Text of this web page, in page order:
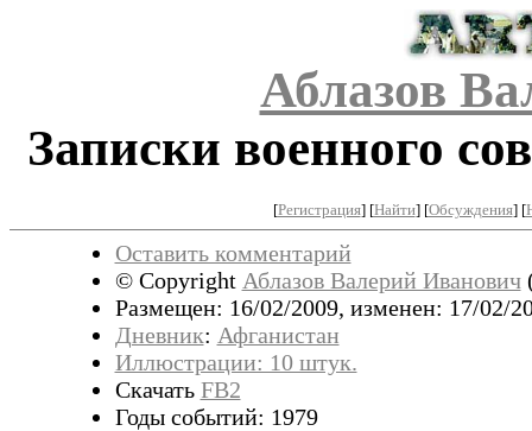
Аблазов
Записки военного
[Регистрация] [Найти] [Обсуждения] [
Оставить комментарий
© Copyright Аблазов Валерий Иванович
Размещен: 16/02/2009, изменен: 17/02/
Дневник: Афганистан
Иллюстрации: 10 штук.
Скачать FB2
Годы событий: 1979